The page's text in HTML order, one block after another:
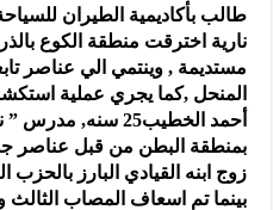
طالب بأكاديمية الطيران
نارية اخترقت منطقة الكوع
مستديمة , وينتمي الي عناصر
المنحل ,كما يجري عملية
أحمد الخطيب25 سنه,
بمنطقة البطن من قبل عناصر
زوج ابنه القيادي البارز
بينما تم اسعاف المصاب الثالث